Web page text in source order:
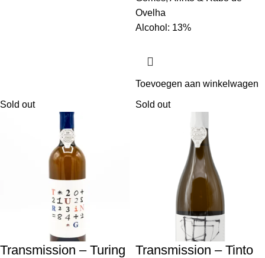
Ovelha
Alcohol: 13%
Toevoegen aan winkelwagen
Sold out
Transmission – Turing
Sold out
Transmission – Tinto